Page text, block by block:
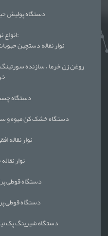
دستگاه پولیش
انواع نوار نقاله:
نوار نقاله دستچین
دستگاه
دستگاه خشک کن میوه و
نوار نقاله
نوار
دستگاه قوطی
دستگاه قوطی
دستگاه شیرینگ پک